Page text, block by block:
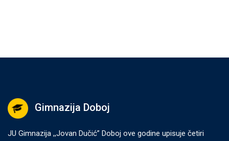
Gimnazija Doboj
JU Gimnazija ,,Jovan Dučić” Doboj ove godine upisuje četiri